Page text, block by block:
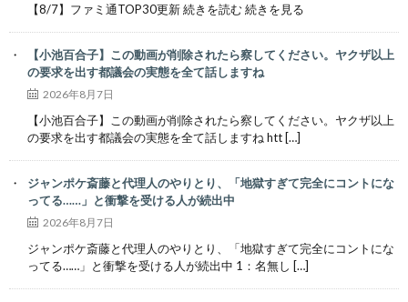
【8/7】ファミ通TOP30更新 続きを読む 続きを見る
【小池百合子】この動画が削除されたら察してください。ヤクザ以上
の要求を出す都議会の実態を全て話しますね
2026年8月7日
【小池百合子】この動画が削除されたら察してください。ヤクザ以上
の要求を出す都議会の実態を全て話しますね htt […]
ジャンポケ斎藤と代理人のやりとり、「地獄すぎて完全にコントにな
ってる……」と衝撃を受ける人が続出中
2026年8月7日
ジャンポケ斎藤と代理人のやりとり、「地獄すぎて完全にコントにな
ってる……」と衝撃を受ける人が続出中 1：名無し […]